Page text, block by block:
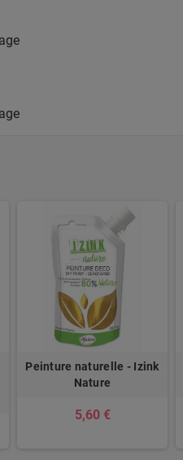
Peinture naturelle - Izink
Nature
5,60 €